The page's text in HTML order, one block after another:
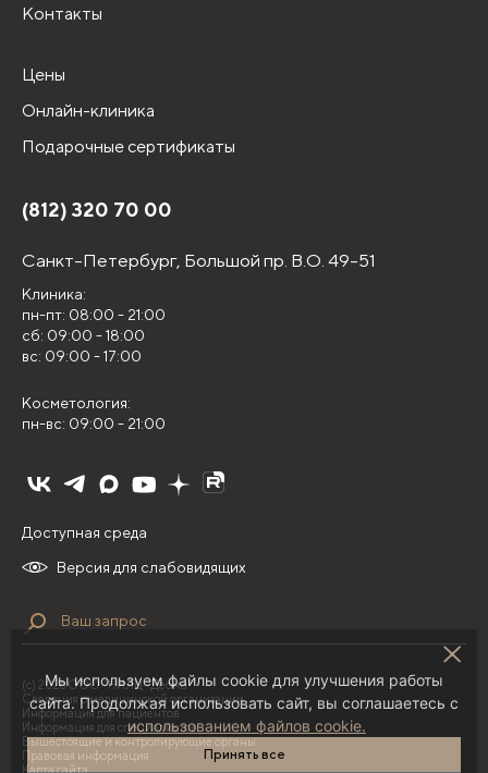
Контакты
Цены
Онлайн-клиника
Подарочные сертификаты
(812) 320 70 00
Санкт-Петербург, Большой пр. В.О. 49-51
Клиника:
пн-пт: 08:00 - 21:00
сб: 09:00 - 18:00
вс: 09:00 - 17:00
Косметология:
пн-вс: 09:00 - 21:00
Версия для слабовидящих
Доступная среда
(с) 2026 ООО "НИЛЦ "Деома"
Сведения о медицинской организации
Информация для пациентов
Информация для специалистов
Вышестоящие и контролирующие органы
Правовая информация
Карта сайта
Мы используем файлы cookie для улучшения работы
сайта. Продолжая использовать сайт, вы соглашаетесь с
использованием файлов cookie.
Принять все